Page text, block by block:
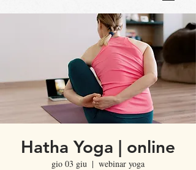
Hatha Yoga | online
gio 03 giu
  |
webinar yoga